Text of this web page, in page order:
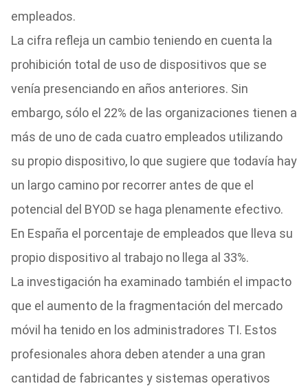
empleados.
La cifra refleja un cambio teniendo en cuenta la
prohibición total de uso de dispositivos que se
venía presenciando en años anteriores. Sin
embargo, sólo el 22% de las organizaciones tienen a
más de uno de cada cuatro empleados utilizando
su propio dispositivo, lo que sugiere que todavía hay
un largo camino por recorrer antes de que el
potencial del BYOD se haga plenamente efectivo.
En España el porcentaje de empleados que lleva su
propio dispositivo al trabajo no llega al 33%.
La investigación ha examinado también el impacto
que el aumento de la fragmentación del mercado
móvil ha tenido en los administradores TI. Estos
profesionales ahora deben atender a una gran
cantidad de fabricantes y sistemas operativos